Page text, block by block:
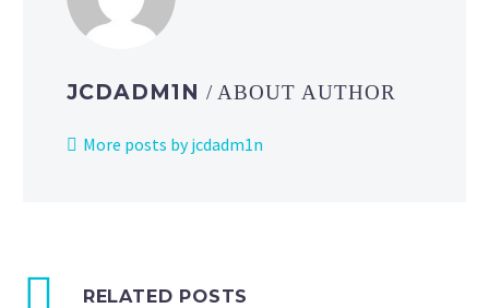
JCDADM1N / ABOUT AUTHOR
More posts by jcdadm1n
RELATED POSTS